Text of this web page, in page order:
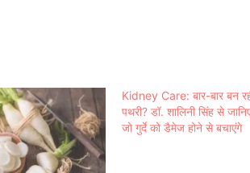
Kidney Care: बार-बार बन
पथरी? डॉ. शालिनी सिंह से
जो गुर्दे को डैमेज होने से बचाएंगे